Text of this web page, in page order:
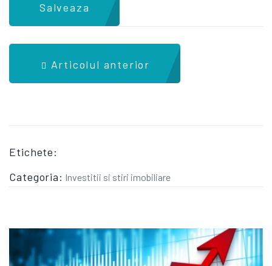
Salveaza
Articolul anterior
Etichete:
Categoria: Investitii si stiri imobiliare